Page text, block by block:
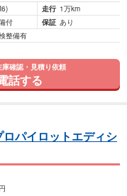
走行 1万km
付 保証 あり
整備有
庫確認・見積り依頼
話する
パイロットエディシ